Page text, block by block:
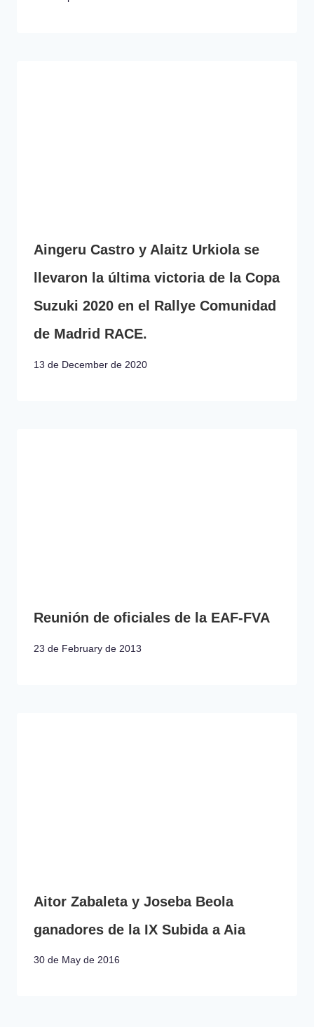
Aingeru Castro y Alaitz Urkiola se
llevaron la última victoria de la Copa
Suzuki 2020 en el Rallye Comunidad
de Madrid RACE.
13 de December de 2020
Reunión de oficiales de la EAF-FVA
23 de February de 2013
Aitor Zabaleta y Joseba Beola
ganadores de la IX Subida a Aia
30 de May de 2016